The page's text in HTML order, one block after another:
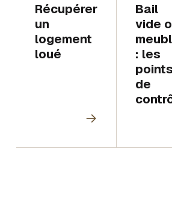
Récupérer
un
logement
loué
→
Bail
vide
: les
points
de